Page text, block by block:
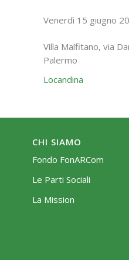
Venerdì 15 giugno
Villa Malfitano, via
Palermo
Locandina
CHI SIAMO
Fondo FonARCom
Le Parti Sociali
La Mission